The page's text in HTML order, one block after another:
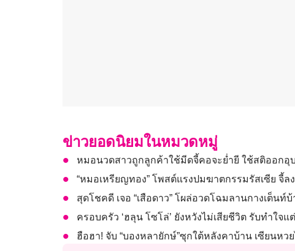
ข่าวยอดนิยมในหมวดหมู่
หมอนวดสาวถูกลูกค้าใช้มีดจี้คอจะย่ำยี ใช้สติออกอุ
“หมอเหรียญทอง” โพสต์แรงปมฆาตกรรมรัสเซีย จี้
สุดโชคดี เจอ “เสือดาว” โผล่อวดโฉมลานกางเต็น
ครอบครัว ‘ฮลุน โซโล่’ ยังหวังไม่เสียชีวิต รับทำใจ
ฮือฮา! จับ “บองหลายักษ์”ซุกใต้หลังคาบ้าน เซียนหว